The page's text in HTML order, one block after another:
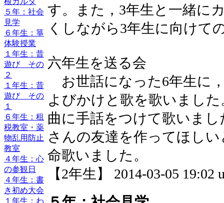
５年：社会
見学
６年生：箏
体験授業
１年生：昔
遊び その
２
１年生：昔
遊び その
１
６年生：租
税教室・薬
物乱用防止
教室
４年生：心
の参観日
４年生：書
き初め大会
１年生：わ
す。また，3年生と一緒に
くしながら3年生に向けて
六年生を送る会
お世話になった6年生に
よびかけと歌を歌いまし
曲に手話をつけて歌いま
さんの友達を作ってほし
命歌いました。
【2年生】 2014-03-05 19:02